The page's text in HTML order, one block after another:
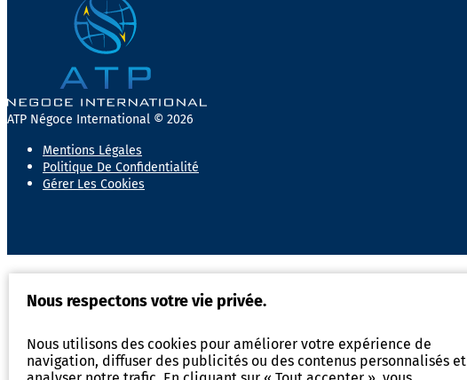
ATP Négoce International © 2026
Mentions Légales
Politique De Confidentialité
Gérer Les Cookies
Nous respectons votre vie privée.
Nous utilisons des cookies pour améliorer votre expérience de
navigation, diffuser des publicités ou des contenus personnalisés et